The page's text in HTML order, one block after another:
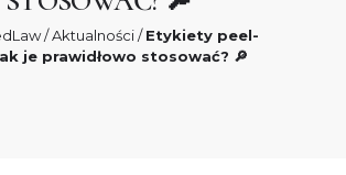
/Aktualności/Etykiety peel-
je prawidłowo stosować? 🔎